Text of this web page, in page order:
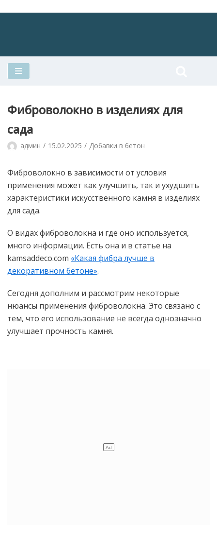
Фиброволокно в изделиях для
сада
админ 15.02.2025 Добавки в бетон
Фиброволокно в зависимости от условия
применения может как улучшить, так и ухудшить
характеристики искусственного камня в изделиях
для сада.
О видах фиброволокна и где оно используется,
много информации. Есть она и в статье на
kamsaddeco.com «Какая фибра лучше в
декоративном бетоне».
Сегодня дополним и рассмотрим некоторые
нюансы применения фиброволокна. Это связано с
тем, что его использование не всегда однозначно
улучшает прочность камня.